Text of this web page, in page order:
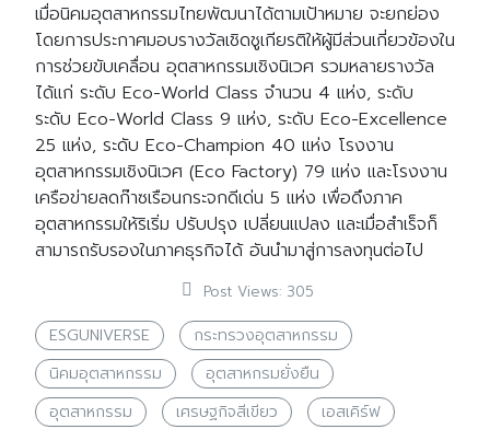
เมื่อนิคมอุตสาหกรรมไทยพัฒนาได้ตามเป้าหมาย จะยกย่อง
โดยการประกาศมอบรางวัลเชิดชูเกียรติให้ผู้มีส่วนเกี่ยวข้องใน
การช่วยขับเคลื่อน อุตสาหกรรมเชิงนิเวศ รวมหลายรางวัล
ได้แก่ ระดับ Eco-World Class จำนวน 4 แห่ง, ระดับ
ระดับ Eco-World Class 9 แห่ง, ระดับ Eco-Excellence
25 แห่ง, ระดับ Eco-Champion 40 แห่ง โรงงาน
อุตสาหกรรมเชิงนิเวศ (Eco Factory) 79 แห่ง และโรงงาน
เครือข่ายลดก๊าซเรือนกระจกดีเด่น 5 แห่ง เพื่อดึงภาค
อุตสาหกรรมให้ริเริ่ม ปรับปรุง เปลี่ยนแปลง และเมื่อสำเร็จก็
สามารถรับรองในภาคธุรกิจได้ อันนำมาสู่การลงทุนต่อไป
Post Views: 305
ESGUNIVERSE
กระทรวงอุตสาหกรรม
นิคมอุตสาหกรรม
อุตสาหกรมยั่งยืน
อุตสาหกรรม
เศรษฐกิจสีเขียว เอสเคิร์ฟ